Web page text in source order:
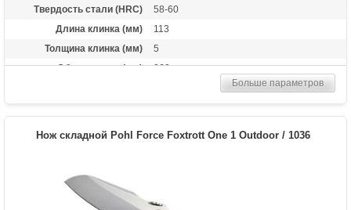
Твердость стали (HRC)
58-60
Длина клинка (мм)
113
Толщина клинка (мм)
5
Общая длина (мм)
260
Вес (гр)
280
Больше параметров
Нож складной Pohl Force Foxtrott One 1 Outdoor / 1036